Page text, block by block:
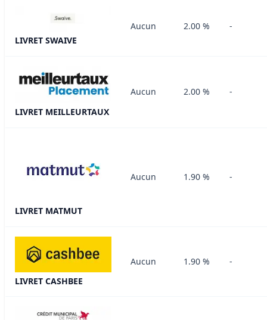
LIVRET SWAIVE
Aucun 2.00 % -
LIVRET MEILLEURTAUX
Aucun 2.00 % -
LIVRET MATMUT
Aucun 1.90 % -
LIVRET CASHBEE
Aucun 1.90 % -